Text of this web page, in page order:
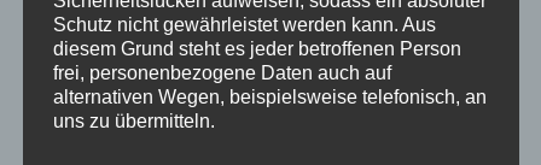
Schutz nicht gewährleistet werden kann. Aus
diesem Grund steht es jeder betroffenen Person
frei, personenbezogene Daten auch auf
alternativen Wegen, beispielsweise telefonisch, an
uns zu übermitteln.